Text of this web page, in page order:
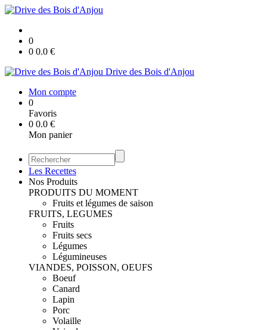
0
0 0.0 €
Drive des Bois d'Anjou
Mon compte
0
Favoris
0 0.0 €
Mon panier
Les Recettes
Nos Produits
PRODUITS DU MOMENT
Fruits et légumes de saison
FRUITS, LEGUMES
Fruits
Fruits secs
Légumes
Légumineuses
VIANDES, POISSON, OEUFS
Boeuf
Canard
Lapin
Porc
Volaille